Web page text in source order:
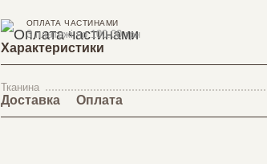
ОПЛАТА ЧАСТИНАМИ
3 платежі по 100.00 грн
Характеристики
Тканина
Доставка Оплата